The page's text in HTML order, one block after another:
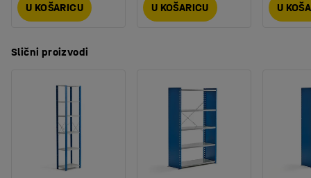
U KOŠARICU U KOŠARICU U
Slični proizvodi